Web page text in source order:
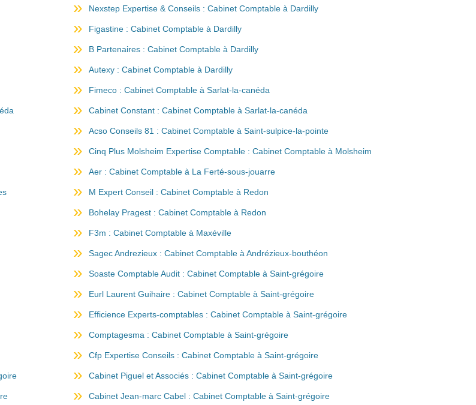
Nexstep Expertise & Conseils : Cabinet Comptable à Dardilly
Figastine : Cabinet Comptable à Dardilly
B Partenaires : Cabinet Comptable à Dardilly
Autexy : Cabinet Comptable à Dardilly
Fimeco : Cabinet Comptable à Sarlat-la-canéda
Cabinet Constant : Cabinet Comptable à Sarlat-la-canéda
Acso Conseils 81 : Cabinet Comptable à Saint-sulpice-la-pointe
Cinq Plus Molsheim Expertise Comptable : Cabinet Comptable à Molsheim
Aer : Cabinet Comptable à La Ferté-sous-jouarre
M Expert Conseil : Cabinet Comptable à Redon
Bohelay Pragest : Cabinet Comptable à Redon
F3m : Cabinet Comptable à Maxéville
Sagec Andrezieux : Cabinet Comptable à Andrézieux-bouthéon
Soaste Comptable Audit : Cabinet Comptable à Saint-grégoire
Eurl Laurent Guihaire : Cabinet Comptable à Saint-grégoire
Efficience Experts-comptables : Cabinet Comptable à Saint-grégoire
Comptagesma : Cabinet Comptable à Saint-grégoire
Cfp Expertise Conseils : Cabinet Comptable à Saint-grégoire
Cabinet Piguel et Associés : Cabinet Comptable à Saint-grégoire
Cabinet Jean-marc Cabel : Cabinet Comptable à Saint-grégoire